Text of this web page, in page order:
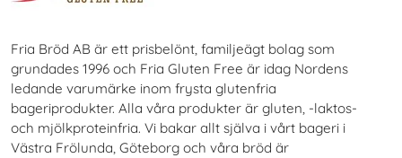
Fria Bröd AB är ett prisbelönt, familjeägt bolag som
grundades 1996 och Fria Gluten Free är idag Nordens
ledande varumärke inom frysta glutenfria
bageriprodukter. Alla våra produkter är gluten, -laktos-
och mjölkproteinfria. Vi bakar allt själva i vårt bageri i
Västra Frölunda, Göteborg och våra bröd är